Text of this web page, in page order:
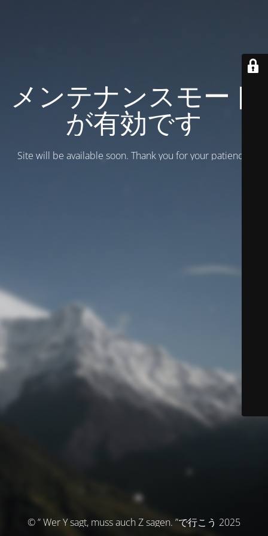
メンテナンスモード
が有効です
Site will be available soon. Thank you for your patience!
© ” Wer Y sagt, muss auch Z sagen. ”で行こう 2025